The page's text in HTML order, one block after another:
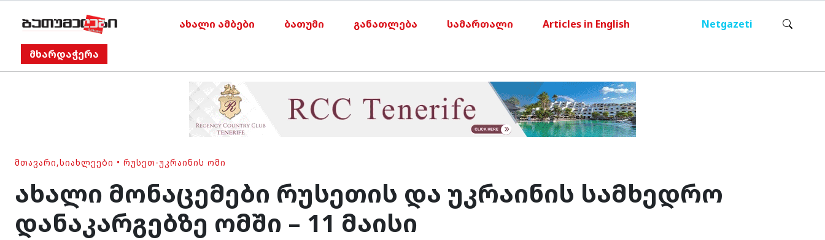
ახალი ამბები ბათუმი განათლება სამართალი Articles in English Netgazeti
მხარდაჭერა
ᲛᲗᲐᲕᲐᲠᲘ,ᲡᲘᲐᲮᲚᲔᲔᲑᲘ • ᲠᲣᲡᲔᲗ-ᲣᲙᲠᲐᲘᲜᲘᲡ ᲝᲛᲘ
ახალი მონაცემები რუსეთის და უკრაინის სამხედრო
დანაკარგებზე ომში – 11 მაისი